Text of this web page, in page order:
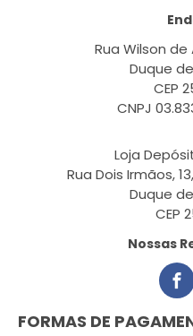
Rua Wilson de
Duque
CEP
CNPJ
Loja
Rua Dois Irmãos,
Duque
CEP
Nossas
FORMAS DE